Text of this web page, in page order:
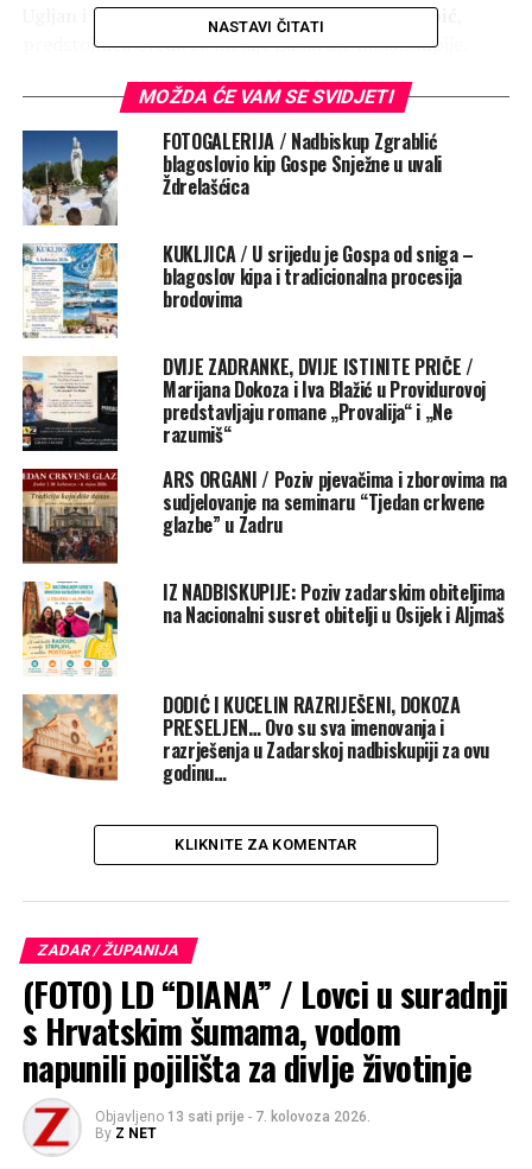
Ugljan i Lukoran, dok je program vodilaInes Grbić
predstojnica Ureda za medije Zadarske nadbiskupije.
Mons. Puljić osvrnuo se na dugogodišnje poznanstvo s
autoricom te istaknuo kako naslov knjige „Evo me“
sažima njezin životni put obilježen spremnošću na Božji
poziv i povjerenjem u Božju providnost. Govoreći o
nastanku i razvoju Laudato televizije, naglasio je kako je
riječ o djelu koje svjedoči snagu vjere, ustrajnosti i
služenja Crkvi te prepoznao u njemu snažan izraz onoga
što jesveti Ivan Pavao II.
Istaknuo je kako je ostvarenje obiteljske televizije s
kršćanskim vrijednostima u današnjem sekulariziranom
svijetu svojevrsni podvig koji pomaže ljudima pratiti
život Crkve te služi evangelizaciji i širenju Radosne
vijesti.
Don Marko Dokoza u svom je obraćanju govorio o Kseniji
Abramović kao osobi velikoga srca, prisjećajući se godina
suradnje i prijateljstva. Posebno je istaknuo povezanost
autorice sa Zadrom kroz likove svetoga Šimuna
Pravednika i svete Stošije. Usporedio je strpljivo čekanje
svetoga Šimuna s putem kojim je nastajalo djelo Laudato
televizije te naglasio kako je Ksenija kroz svoj rad
mnogim ljudima, osobito starijima, bolesnima i
osamljenima, postala znak blizine, utjehe i nade.
Osvrnuo se i na dimenziju duhovnoga majčinstva koju je
prepoznao u njezinu životu i poslanju.
NASTAVI ČITATI
MOŽDA ĆE VAM SE SVIDJETI
FOTOGALERIJA / Nadbiskup Zgrablić
blagoslovio kip Gospe Snježne u uvali
Ždrelašćica
KUKLJICA / U srijedu je Gospa od sniga –
blagoslov kipa i tradicionalna procesija
brodovima
DVIJE ZADRANKE, DVIJE ISTINITE PRIČE /
Marijana Dokoza i Iva Blažić u Providurovoj
predstavljaju romane „Provalija“ i „Ne
razumiš“
ARS ORGANI / Poziv pjevačima i zborovima na
sudjelovanje na seminaru “Tjedan crkvene
glazbe” u Zadru
IZ NADBISKUPIJE: Poziv zadarskim obiteljima
na Nacionalni susret obitelji u Osijek i Aljmaš
DODIĆ I KUCELIN RAZRIJEŠENI, DOKOZA
PRESELJEN… Ovo su sva imenovanja i
razrješenja u Zadarskoj nadbiskupiji za ovu
godinu…
KLIKNITE ZA KOMENTAR
ZADAR / ŽUPANIJA
(FOTO) LD “DIANA” / Lovci u suradnji
s Hrvatskim šumama, vodom
napunili pojilišta za divlje životinje
Objavljeno 13 sati prije - 7. kolovoza 2026.
By Z NET